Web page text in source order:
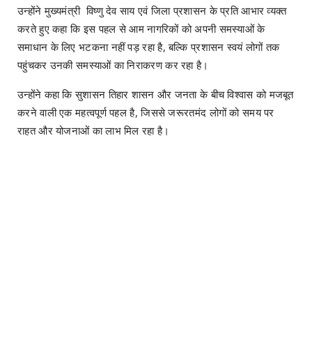
उन्होंने मुख्यमंत्री विष्णु देव साय एवं जिला प्रशासन के प्रति आभार व्यक्त
करते हुए कहा कि इस पहल से आम नागरिकों को अपनी समस्याओं के
समाधान के लिए भटकना नहीं पड़ रहा है, बल्कि प्रशासन स्वयं लोगों तक
पहुंचकर उनकी समस्याओं का निराकरण कर रहा है।
उन्होंने कहा कि सुशासन तिहार शासन और जनता के बीच विश्वास को मजबूत
करने वाली एक महत्वपूर्ण पहल है, जिससे जरूरतमंद लोगों को समय पर
राहत और योजनाओं का लाभ मिल रहा है।